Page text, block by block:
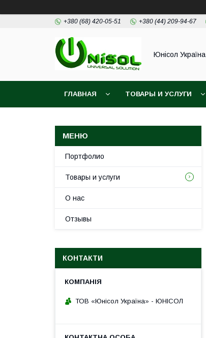
+380 (68) 420-05-51 +380 (44) 209-94-67
Юнісол
ГЛАВНАЯ ТОВАРЫ И УСЛУГИ
Портфолио
Товары и услуги
О нас
Отзывы
КОНТАКТИ
ТОВ «Юнісол Україна» - ЮНІСОЛ